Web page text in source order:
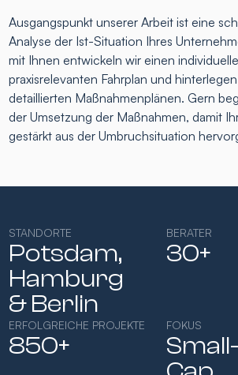
Ausgangspunkt unserer Arbeit ist eine
Analyse der Ist-Situation Ihres
mit Ihnen entwickeln wir einen
praxisrelevanten Fahrplan und
detaillierten Maßnahmenplänen. Gern
der Umsetzung der Maßnahmen, damit
gestärkt aus der Umbruchsituation
STANDORTE
Potsdam,
Hamburg​
& Berlin
BERATER
30+
ERFOLGREICHE PROJEKTE
850+
FOKUS